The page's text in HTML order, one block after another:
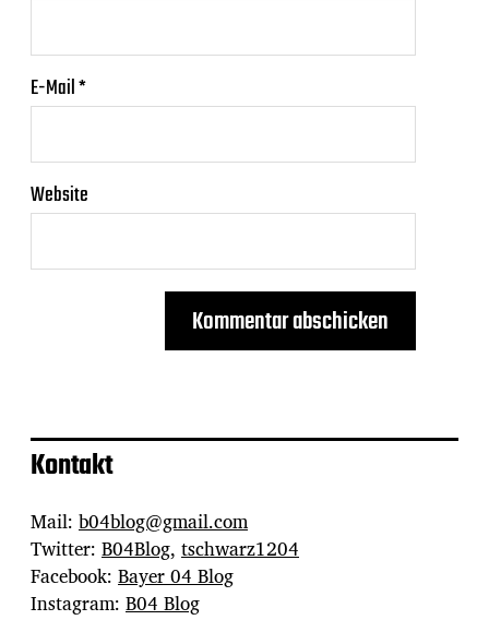
E-Mail*
Website
Kontakt
Mail: b04blog@gmail.com
Twitter: B04Blog, tschwarz1204
Facebook: Bayer 04 Blog
Instagram: B04 Blog